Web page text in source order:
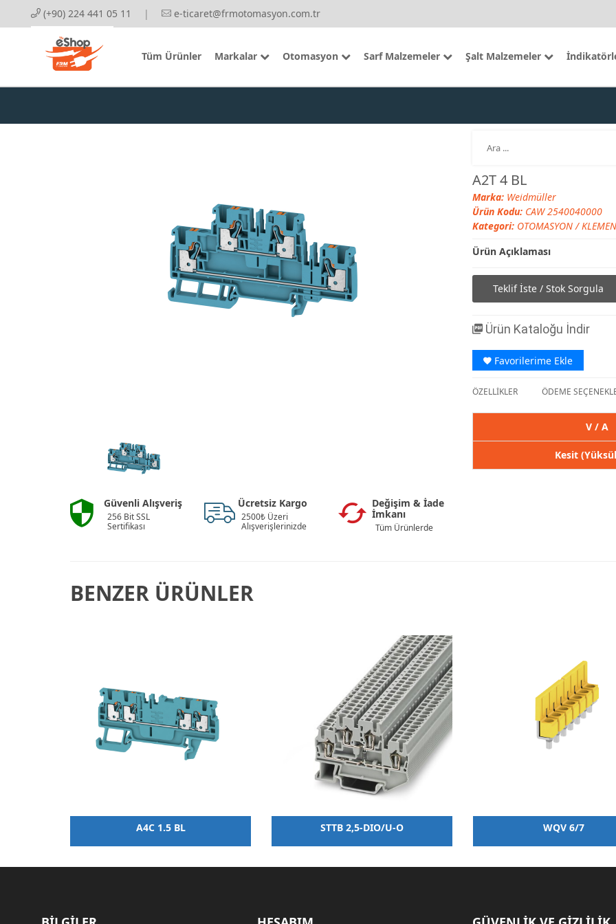
(+90) 224 441 05 11 | e-ticaret@frmotomasyon.com.tr
Tüm Ürünler Markalar Otomasyon Sarf Malzemeler Şalt Malzemeler
Güvenli Alışveriş
256 Bit SSL
Sertifikası
Ücretsiz Kargo
2500₺ Üzeri
Alışverişlerinizde
Değişim & İade
İmkanı
Tüm Ürünlerde
A2T 4 BL
Marka: Weidmüller
Ürün Kodu: CAW 2540040000
Kategori: OTOMASYON/
Ürün Açıklaması
Teklif İste / Stok Sorgula
Ürün Kataloğu İndir
Favorilerime Ekle
ÖZELLİKLER ÖDEME
V / A
Kesit
BENZER ÜRÜNLER
A4C 1.5 BL STTB 2,5-DIO/U-O WQV 6/7